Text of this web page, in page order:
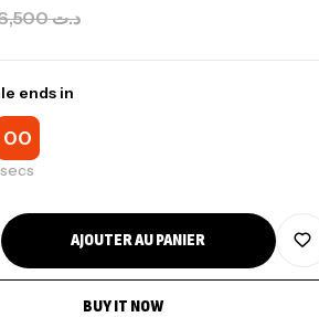
د.ت6,500
ends in
00
secs
AJOUTER AU PANIER
BUY IT NOW